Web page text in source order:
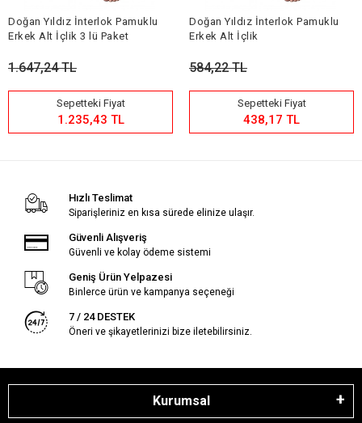
Doğan Yıldız İnterlok Pamuklu
Erkek Alt İçlik 3 lü Paket
1.647,24 TL
Sepetteki Fiyat
1.235,43 TL
Doğan Yıldız İnterlok Pamuklu
Erkek Alt İçlik
584,22 TL
Sepetteki Fiyat
438,17 TL
Hızlı Teslimat
Siparişleriniz en kısa sürede elinize ulaşır.
Güvenli Alışveriş
Güvenli ve kolay ödeme sistemi
Geniş Ürün Yelpazesi
Binlerce ürün ve kampanya seçeneği
7 / 24 DESTEK
Öneri ve şikayetlerinizi bize iletebilirsiniz.
Kurumsal